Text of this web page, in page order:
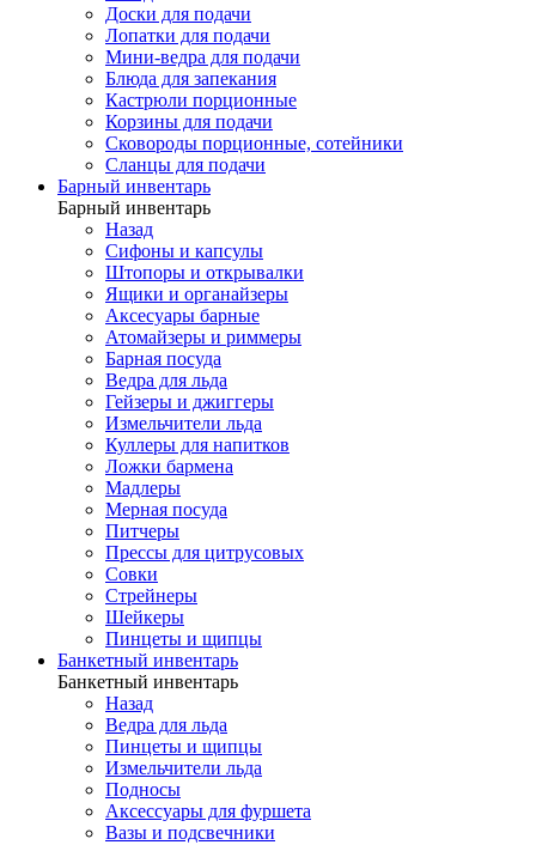
Доски для подачи
Лопатки для подачи
Мини-ведра для подачи
Блюда для запекания
Кастрюли порционные
Корзины для подачи
Сковороды порционные, сотейники
Сланцы для подачи
Барный инвентарь
Барный инвентарь
Назад
Сифоны и капсулы
Штопоры и открывалки
Ящики и органайзеры
Аксесуары барные
Атомайзеры и риммеры
Барная посуда
Ведра для льда
Гейзеры и джиггеры
Измельчители льда
Куллеры для напитков
Ложки бармена
Мадлеры
Мерная посуда
Питчеры
Прессы для цитрусовых
Совки
Стрейнеры
Шейкеры
Пинцеты и щипцы
Банкетный инвентарь
Банкетный инвентарь
Назад
Ведра для льда
Пинцеты и щипцы
Измельчители льда
Подносы
Аксессуары для фуршета
Вазы и подсвечники